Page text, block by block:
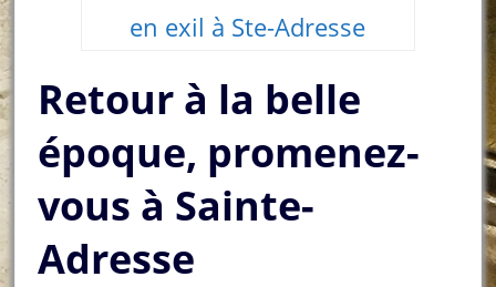
en exil à Ste-Adresse
Retour à la belle
époque, promenez-
vous à Sainte-
Adresse